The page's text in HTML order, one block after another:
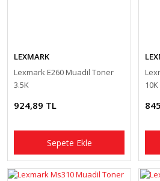
LEXMARK
Lexmark E260 Muadil Toner
3.5K
924,89 TL
Sepete Ekle
10K